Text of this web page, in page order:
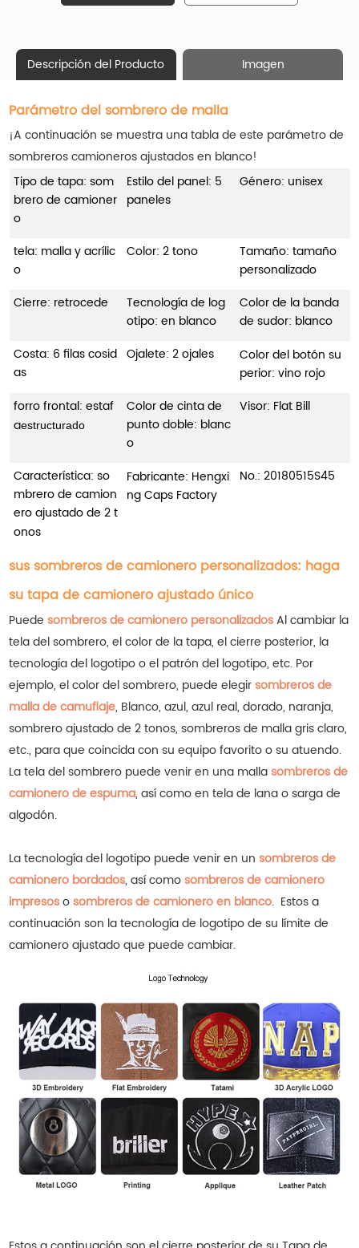
Descripción del Producto Imagen
Parámetro del sombrero de malla
¡A continuación se muestra una tabla de este parámetro de
sombreros camioneros ajustados en blanco!
Tipo de tapa: som
brero de camioner
o
Estilo del panel: 5
paneles
Género: unisex
tela: malla y acrílic
o
Color: 2 tono
Tamaño: tamaño
personalizado
Cierre: retrocede
Tecnología de log
otipo: en blanco
Color de la banda
de sudor: blanco
Costa: 6 filas cosid
as
Ojalete: 2 ojales
Color del botón su
perior: vino rojo
forro frontal: estaf
aestructurado
Color de cinta de
punto doble: blanc
o
Visor: Flat Bill
Característica: so
mbrero de camion
ero ajustado de 2 t
onos
Fabricante: Hengxi
ng Caps Factory
No.: 20180515S45
sus sombreros de camionero personalizados: haga
su tapa de camionero ajustado único
Puede sombreros de camionero personalizadosAl cambiar la
tela del sombrero, el color de la tapa, el cierre posterior, la
tecnología del logotipo o el patrón del logotipo, etc. Por
ejemplo, el color del sombrero, puede elegir sombreros de
malla de camuflaje, Blanco, azul, azul real, dorado, naranja,
sombrero ajustado de 2 tonos, sombreros de malla gris claro,
etc., para que coincida con su equipo favorito o su atuendo.
La tela del sombrero puede venir en una malla sombreros de
camionero de espuma, así como en tela de lana o sarga de
algodón.
La tecnología del logotipo puede venir en un sombreros de
camionero bordados, así como sombreros de camionero
impresoso sombreros de camionero en blanco. Estos a
continuación son la tecnología de logotipo de su límite de
camionero ajustado que puede cambiar.